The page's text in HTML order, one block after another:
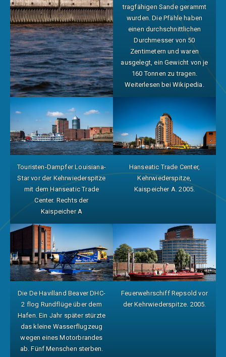
tragfähigen Sande gerammt
wurden. Die Pfähle haben
einen durchschnittlichen
Durchmesser von 50
Zentimetern und waren
ausgelegt, ein Gewicht von je
160 Tonnen zu tragen.
Weiterlesen bei Wikipedia.
Touristen-Dampfer Louisiana-
Star vor der Kehrwiederspitze
mit dem Hanseatic Trade
Center. Rechts der
Kaispeicher A
Hanseatic Trade Center,
Kehrwiederspitze,
Kaispeicher A. 2005.
Die De Havilland Beaver DHC-
2 flog Rundflüge über dem
Hafen. Ein Jahr später stürzte
das kleine Wasserflugzeug
wegen eines Motorbrandes
ab. Fünf Menschen sterben.
Feuerwehrschiff Repsold vor
der Kehrwiederspitze. 2005.